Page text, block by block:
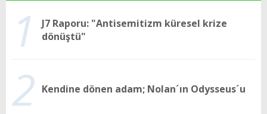
1
J7 Raporu: "Antisemitizm küresel krize
dönüştü"
2 Kendine dönen adam; Nolan´ın Odysseus´u